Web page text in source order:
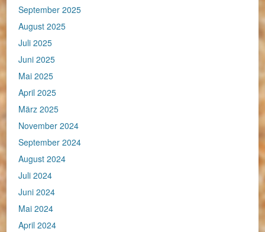
September 2025
August 2025
Juli 2025
Juni 2025
Mai 2025
April 2025
März 2025
November 2024
September 2024
August 2024
Juli 2024
Juni 2024
Mai 2024
April 2024